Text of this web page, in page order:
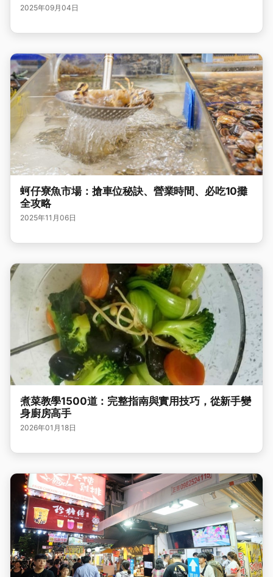
2025年09月04日
蚵仔寮魚市場：搶車位秘訣、營業時間、必吃10攤
全攻略
2025年11月06日
煮菜教學1500道：完整指南與實用技巧，從新手變
身廚房高手
2026年01月18日